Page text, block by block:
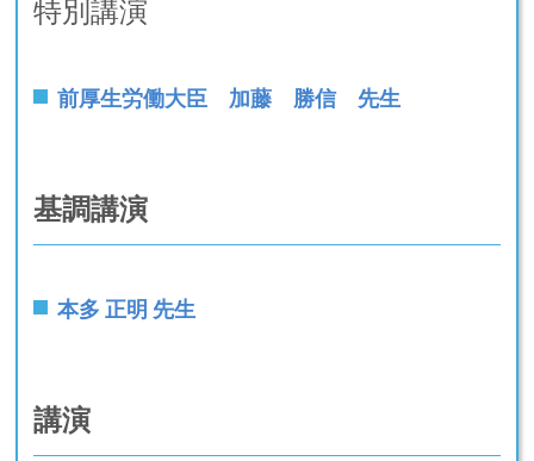
特別講演
前厚生労働大臣 加藤 勝信 先生
基調講演
本多 正明 先生
講演